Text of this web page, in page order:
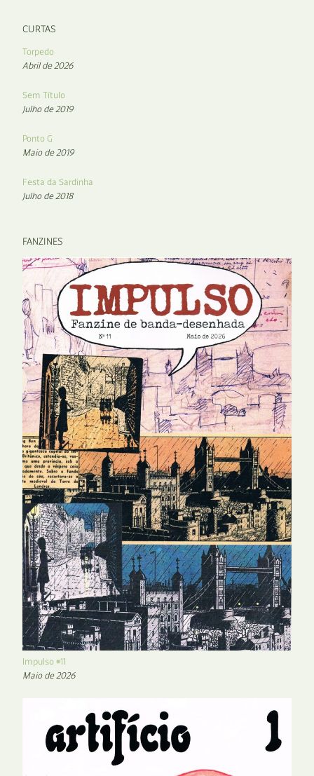
CURTAS
Torpedo
Abril de 2026
Sem Título
Julho de 2019
Ponto G
Maio de 2019
Festa da Sardinha
Julho de 2018
FANZINES
Impulso #11
Maio de 2026